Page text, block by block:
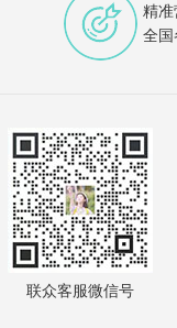
精
全
联众客服微信号